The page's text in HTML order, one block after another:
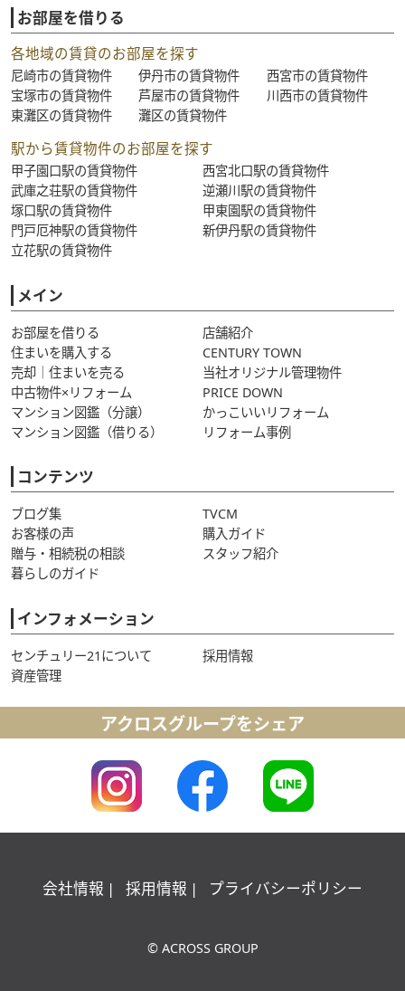
お部屋を借りる
各地域の賃貸のお部屋を探す
尼崎市の賃貸物件 伊丹市の賃貸物件
西宮市の賃貸物件
宝塚市の賃貸物件
芦屋市の賃貸物件
川西市の賃貸物件
東灘区の賃貸物件
灘区の賃貸物件
駅から賃貸物件のお部屋を探す
甲子園口駅の賃貸物件
西宮北口駅の賃貸物件
武庫之荘駅の賃貸物件
逆瀬川駅の賃貸物件
塚口駅の賃貸物件
甲東園駅の賃貸物件
門戸厄神駅の賃貸物件
新伊丹駅の賃貸物件
立花駅の賃貸物件
メイン
お部屋を借りる
店舗紹介
住まいを購入する
CENTURY TOWN
売却｜住まいを売る
当社オリジナル管理物件
中古物件×リフォーム
PRICE DOWN
マンション図鑑（分譲）
かっこいいリフォーム
マンション図鑑（借りる）
リフォーム事例
コンテンツ
ブログ集
TVCM
お客様の声
購入ガイド
贈与・相続税の相談
スタッフ紹介
暮らしのガイド
インフォメーション
センチュリー21について
採用情報
資産管理
アクロスグループをシェア
会社情報 採用情報 プライバシーポリシー
© ACROSS GROUP